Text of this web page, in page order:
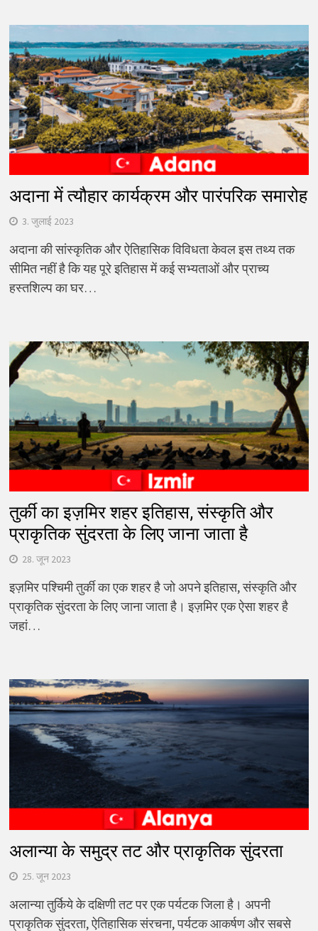
अदाना में त्यौहार कार्यक्रम और पारंपरिक समारोह
3. जुलाई 2023
अदाना की सांस्कृतिक और ऐतिहासिक विविधता केवल इस तथ्य तक
सीमित नहीं है कि यह पूरे इतिहास में कई सभ्यताओं और प्राच्य
हस्तशिल्प का घर…
तुर्की का इज़मिर शहर इतिहास, संस्कृति और
प्राकृतिक सुंदरता के लिए जाना जाता है
28. जून 2023
इज़मिर पश्चिमी तुर्की का एक शहर है जो अपने इतिहास, संस्कृति और
प्राकृतिक सुंदरता के लिए जाना जाता है। इज़मिर एक ऐसा शहर है
जहां…
अलान्या के समुद्र तट और प्राकृतिक सुंदरता
25. जून 2023
अलान्या तुर्किये के दक्षिणी तट पर एक पर्यटक जिला है। अपनी
प्राकृतिक सुंदरता, ऐतिहासिक संरचना, पर्यटक आकर्षण और सबसे